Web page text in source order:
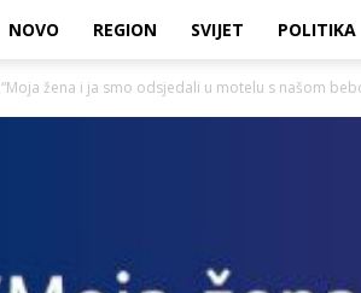
NOVO REGION SVIJET POLITIKA
“Moja žena i ja smo odsjedali u motelu s našom